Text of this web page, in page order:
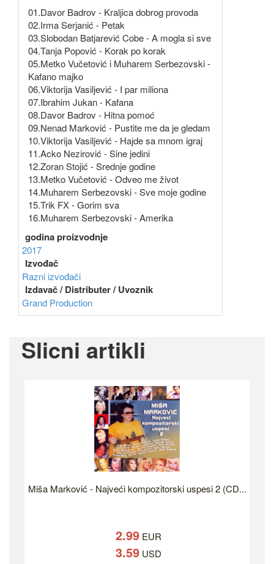
01.Davor Badrov - Kraljica dobrog provoda
02.Irma Serjanić - Petak
03.Slobodan Batjarević Cobe - A mogla si sve
04.Tanja Popović - Korak po korak
05.Metko Vučetović i Muharem Serbezovski -
Kafano majko
06.Viktorija Vasiljević - I par miliona
07.Ibrahim Jukan - Kafana
08.Davor Badrov - Hitna pomoć
09.Nenad Marković - Pustite me da je gledam
10.Viktorija Vasiljević - Hajde sa mnom igraj
11.Acko Nezirović - Sine jedini
12.Zoran Stojić - Srednje godine
13.Metko Vučetović - Odveo me život
14.Muharem Serbezovski - Sve moje godine
15.Trik FX - Gorim sva
16.Muharem Serbezovski - Amerika
godina proizvodnje
2017
Izvođač
Razni izvođači
Izdavač / Distributer / Uvoznik
Grand Production
Slicni artikli
Miša Marković - Najveći kompozitorski uspesi 2 (CD...
2.99 EUR
3.59 USD